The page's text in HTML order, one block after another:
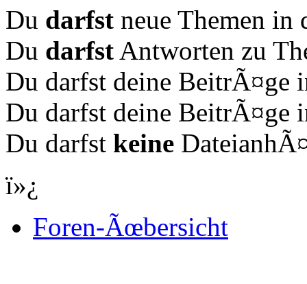
Du darfst neue Themen in
Du darfst Antworten zu
Du darfst deine BeitrÃ¤ge
Du darfst deine BeitrÃ¤ge
Du darfst keine
ï»¿
Foren-Ãœbersicht